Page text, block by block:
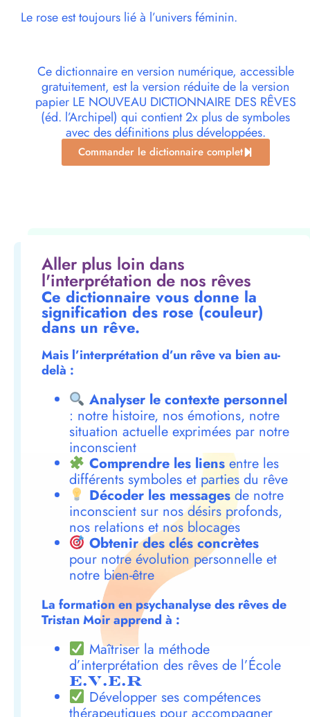
Le rose est toujours lié à l’univers féminin.
Ce dictionnaire en version numérique, accessible
gratuitement, est la version réduite de la version
papier LE NOUVEAU DICTIONNAIRE DES RÊVES
(éd. l’Archipel) qui contient 2x plus de symboles
avec des définitions plus développées.
Commander le dictionnaire complet
Aller plus loin dans
l'interprétation de nos rêves
Ce dictionnaire vous donne la
signification des rose (couleur)
dans un rêve.
Mais l’interprétation d’un rêve va bien au-
delà :
Analyser le contexte personnel
: notre histoire, nos émotions, notre
situation actuelle exprimées par notre
inconscient
Comprendre les liensentre les
différents symboles et parties du rêve
Décoder les messagesde notre
inconscient sur nos désirs profonds,
nos relations et nos blocages
Obtenir des clés concrètes
pour notre évolution personnelle et
notre bien-être
La formation en psychanalyse des rêves de
Tristan Moir apprend à :
Maîtriser la méthode
d’interprétation des rêves de l’École
E.V.E.R
Développer ses compétences